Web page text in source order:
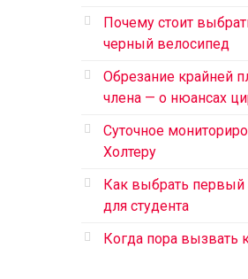
Почему стоит
черный велосипед
Обрезание крайней
члена — о нюансах
Суточное
Холтеру
Как выбрать первый
для студента
Когда пора вызвать